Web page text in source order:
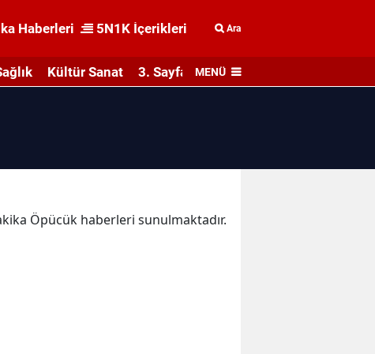
Haberleri 5N1K İçerikleri Ara
Kültür Sanat 3. Sayfa MENÜ
Öpücük haberleri sunulmaktadır.